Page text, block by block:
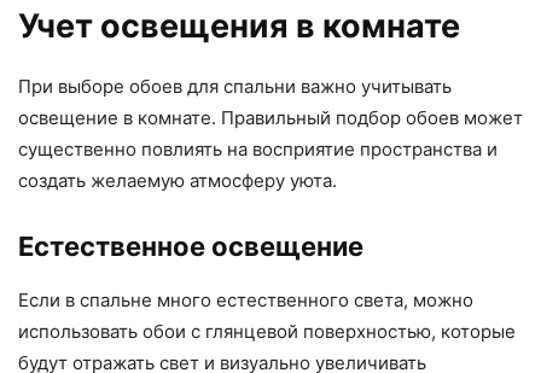
Учет освещения в комнате
При выборе обоев для спальни важно учитывать
освещение в комнате. Правильный подбор обоев может
существенно повлиять на восприятие пространства и
создать желаемую атмосферу уюта.
Естественное освещение
Если в спальне много естественного света, можно
использовать обои с глянцевой поверхностью, которые
будут отражать свет и визуально увеличивать